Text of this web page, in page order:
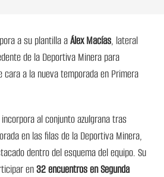
a su plantilla aÁlex Macías, lateral
de la Deportiva Minera para
cara a la nueva temporada en Primera
al conjunto azulgrana tras
en las filas de la Deportiva Minera,
dentro del esquema del equipo. Su
en32 encuentros en Segunda